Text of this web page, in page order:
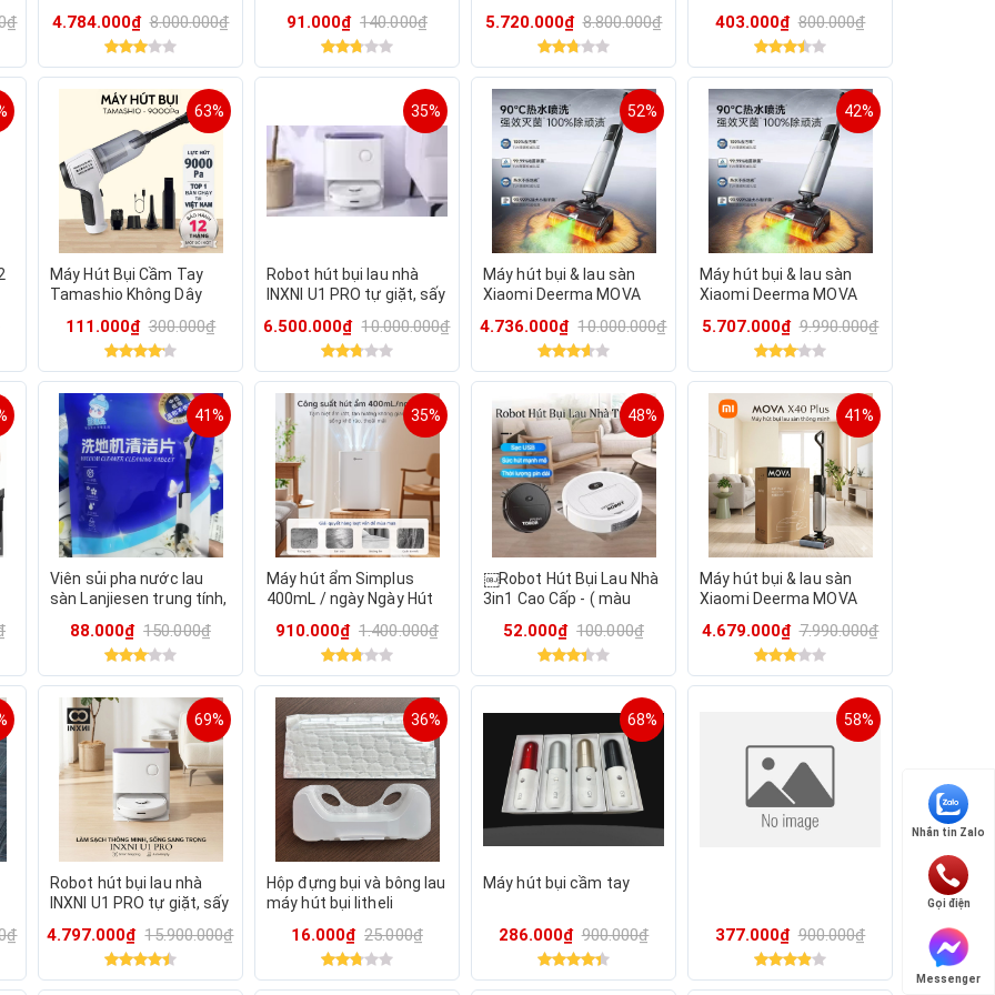
bạc, bản Q.Tế
4.784.000₫ 8.000.000₫
Minh(Mua về cho trẻ con
91.000₫ 140.000₫
nước nóng 90 độ, tự sấy
5.720.000₫ 8.800.000₫ 403.000₫ 800.000₫
63%
Máy Hút Bụi Cầm Tay
Tamashio Không Dây
111.000₫ 300.000₫
35%
Robot hút bụi lau nhà
INXNI U1 PRO tự giặt, sấy
bạc, bản Q.Tế
6.500.000₫ 10.000.000₫
52%
Máy hút bụi & lau sàn
Xiaomi Deerma MOVA
độ, tự sấy giẻ lau
4.736.000₫ 10.000.000₫
42%
Máy hút bụi & lau sàn
Xiaomi Deerma MOVA
độ, tự sấy giẻ lau
5.707.000₫ 9.990.000₫
41%
Viên sủi pha nước lau
sàn Lanjiesen trung tính,
lau sàn Robot hút bụi lau
88.000₫ 150.000₫
35%
Máy hút ẩm Simplus
400mL / ngày Ngày Hút
nước lớn 40dB Tiếng ồn
thấp Phòng ngủ
910.000₫ 1.400.000₫
48%
￼Robot Hút Bụi Lau Nhà
3in1 Cao Cấp - ( màu
cho các cháu chơi)
52.000₫ 100.000₫
41%
Máy hút bụi & lau sàn
Xiaomi Deerma MOVA
độ, tự sấy giẻ lau
4.679.000₫ 7.990.000₫
69%
Robot hút bụi lau nhà
INXNI U1 PRO tự giặt, sấy
bạc, bản Q.Tế
4.797.000₫ 15.900.000₫
36%
Hộp đựng bụi và bông lau
máy hút bụi litheli
16.000₫ 25.000₫
68%
Máy hút bụi cầm tay
286.000₫ 900.000₫
58%
377.000₫ 900.000₫
Nhắn tin Zalo
Gọi điện
Messenger